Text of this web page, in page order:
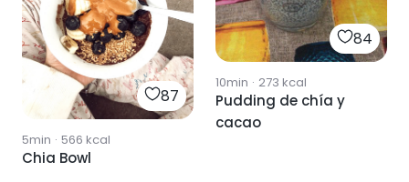
87
5min · 566 kcal
Chia Bowl
84
10min · 273 kcal
Pudding de chía y
cacao